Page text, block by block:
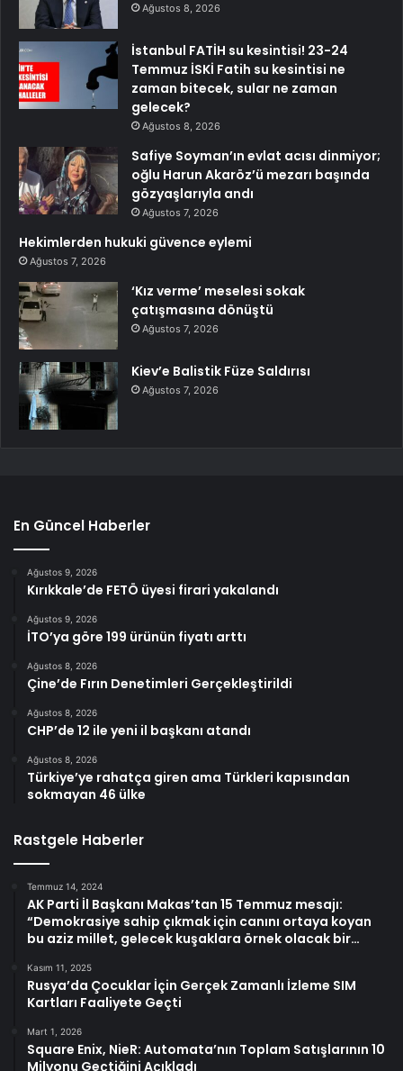
Ağustos 8, 2026
İstanbul FATİH su kesintisi! 23-24
Temmuz İSKİ Fatih su kesintisi ne
zaman bitecek, sular ne zaman
gelecek?
Ağustos 8, 2026
Safiye Soyman’ın evlat acısı dinmiyor;
oğlu Harun Akaröz’ü mezarı başında
gözyaşlarıyla andı
Ağustos 7, 2026
Hekimlerden hukuki güvence eylemi
Ağustos 7, 2026
‘Kız verme’ meselesi sokak
çatışmasına dönüştü
Ağustos 7, 2026
Kiev’e Balistik Füze Saldırısı
Ağustos 7, 2026
En Güncel Haberler
Ağustos 9, 2026
Kırıkkale’de FETÖ üyesi firari yakalandı
Ağustos 9, 2026
İTO’ya göre 199 ürünün fiyatı arttı
Ağustos 8, 2026
Çine’de Fırın Denetimleri Gerçekleştirildi
Ağustos 8, 2026
CHP’de 12 ile yeni il başkanı atandı
Ağustos 8, 2026
Türkiye’ye rahatça giren ama Türkleri kapısından
sokmayan 46 ülke
Rastgele Haberler
Temmuz 14, 2024
AK Parti İl Başkanı Makas’tan 15 Temmuz mesajı:
“Demokrasiye sahip çıkmak için canını ortaya koyan
bu aziz millet, gelecek kuşaklara örnek olacak bir…
Kasım 11, 2025
Rusya’da Çocuklar İçin Gerçek Zamanlı İzleme SIM
Kartları Faaliyete Geçti
Mart 1, 2026
Square Enix, NieR: Automata’nın Toplam Satışlarının 10
Milyonu Geçtiğini Açıkladı